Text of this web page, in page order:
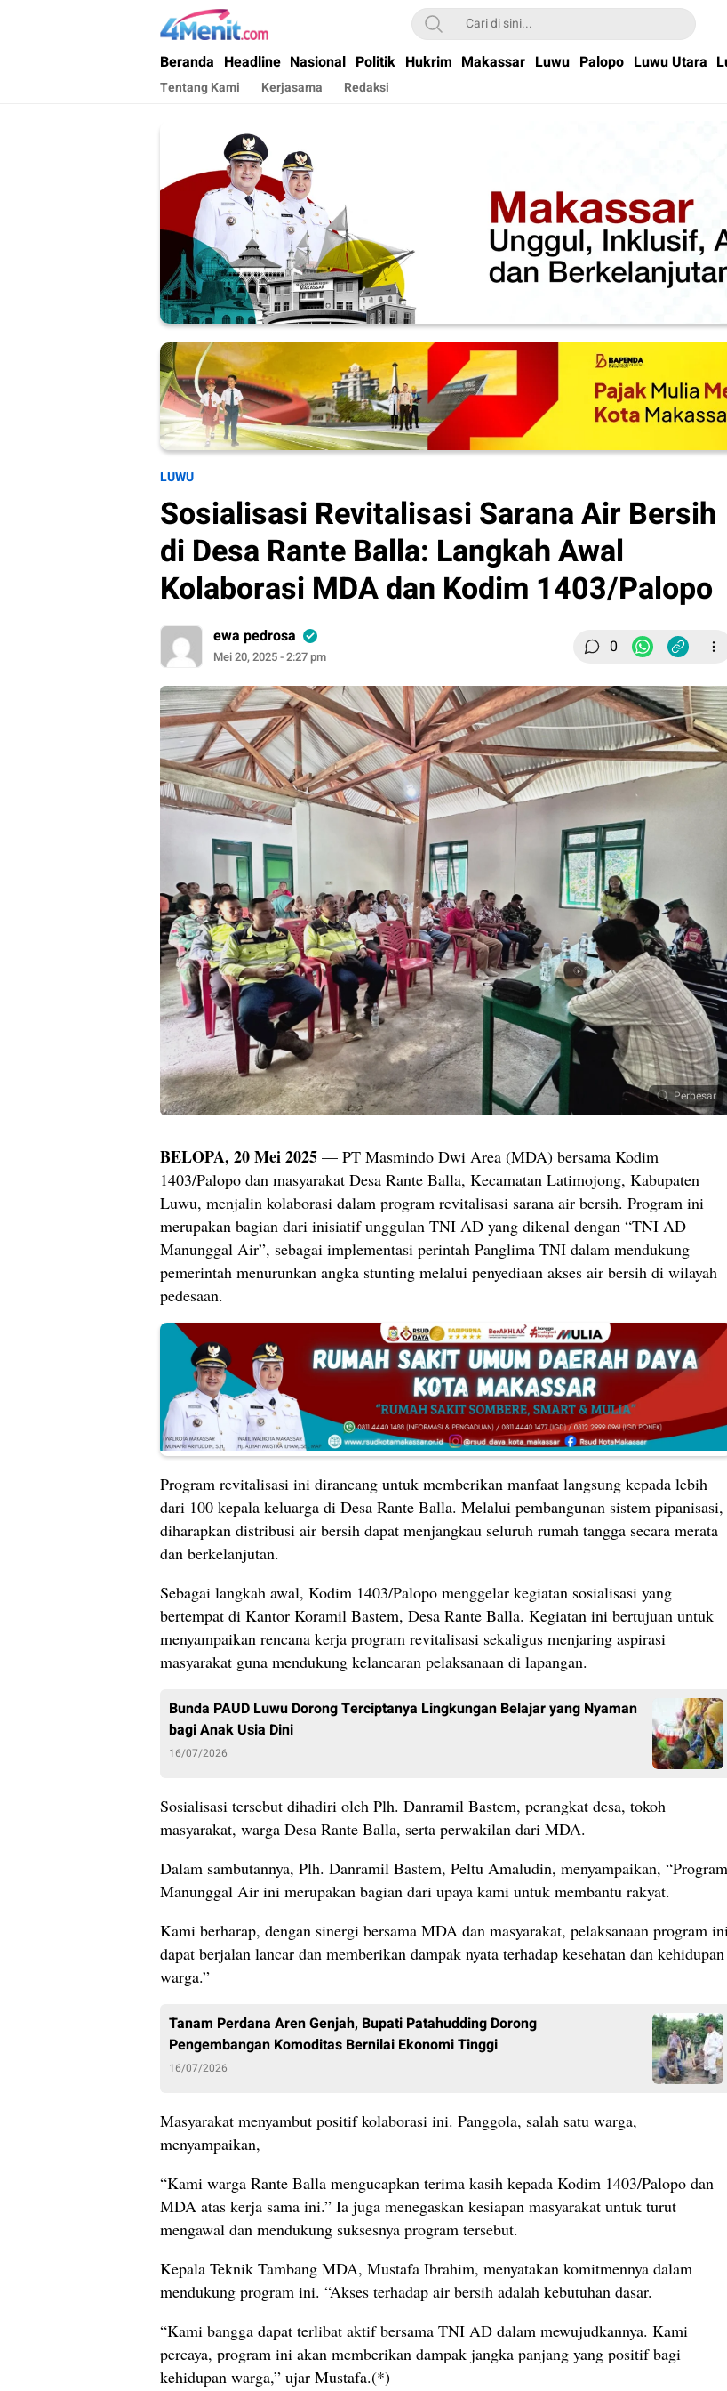
4menit.com
Mengungkap Kisah, Setiap Hari
Beranda Headline Nasional Politik Hukrim Makassar Luwu Palopo Luwu Utara
Tentang Kami Kerjasama Redaksi
LUWU
Sosialisasi Revitalisasi Sarana Air Bersih
di Desa Rante Balla: Langkah Awal
Kolaborasi MDA dan Kodim 1403/Palopo
ewa pedrosa
Mei 20, 2025 - 2:27 pm 0
Perbesar
BELOPA, 20 Mei 2025 — PT Masmindo Dwi Area (MDA) bersama Kodim
1403/Palopo dan masyarakat Desa Rante Balla, Kecamatan Latimojong, Kabupaten
Luwu, menjalin kolaborasi dalam program revitalisasi sarana air bersih. Program ini
merupakan bagian dari inisiatif unggulan TNI AD yang dikenal dengan “TNI AD
Manunggal Air”, sebagai implementasi perintah Panglima TNI dalam mendukung
pemerintah menurunkan angka stunting melalui penyediaan akses air bersih di wilayah
pedesaan.
Program revitalisasi ini dirancang untuk memberikan manfaat langsung kepada lebih
dari 100 kepala keluarga di Desa Rante Balla. Melalui pembangunan sistem pipanisasi,
diharapkan distribusi air bersih dapat menjangkau seluruh rumah tangga secara merata
dan berkelanjutan.
Sebagai langkah awal, Kodim 1403/Palopo menggelar kegiatan sosialisasi yang
bertempat di Kantor Koramil Bastem, Desa Rante Balla. Kegiatan ini bertujuan untuk
menyampaikan rencana kerja program revitalisasi sekaligus menjaring aspirasi
masyarakat guna mendukung kelancaran pelaksanaan di lapangan.
Bunda PAUD Luwu Dorong Terciptanya Lingkungan Belajar yang Nyaman
bagi Anak Usia Dini
16/07/2026
Sosialisasi tersebut dihadiri oleh Plh. Danramil Bastem, perangkat desa, tokoh
masyarakat, warga Desa Rante Balla, serta perwakilan dari MDA.
Dalam sambutannya, Plh. Danramil Bastem, Peltu Amaludin, menyampaikan, “Program
Manunggal Air ini merupakan bagian dari upaya kami untuk membantu rakyat.
Kami berharap, dengan sinergi bersama MDA dan masyarakat, pelaksanaan program ini
dapat berjalan lancar dan memberikan dampak nyata terhadap kesehatan dan kehidupan
warga.”
Tanam Perdana Aren Genjah, Bupati Patahudding Dorong
Pengembangan Komoditas Bernilai Ekonomi Tinggi
16/07/2026
Masyarakat menyambut positif kolaborasi ini. Panggola, salah satu warga,
menyampaikan,
“Kami warga Rante Balla mengucapkan terima kasih kepada Kodim 1403/Palopo dan
MDA atas kerja sama ini.” Ia juga menegaskan kesiapan masyarakat untuk turut
mengawal dan mendukung suksesnya program tersebut.
Kepala Teknik Tambang MDA, Mustafa Ibrahim, menyatakan komitmennya dalam
mendukung program ini. “Akses terhadap air bersih adalah kebutuhan dasar.
“Kami bangga dapat terlibat aktif bersama TNI AD dalam mewujudkannya. Kami
percaya, program ini akan memberikan dampak jangka panjang yang positif bagi
kehidupan warga,” ujar Mustafa.(*)